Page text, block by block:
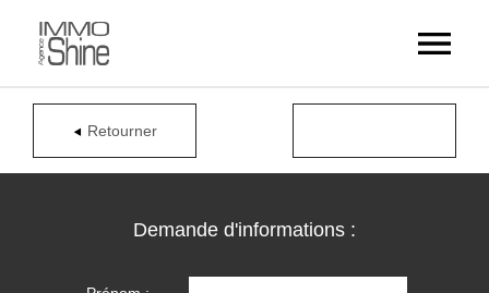
Retourner
Demande d'informations :